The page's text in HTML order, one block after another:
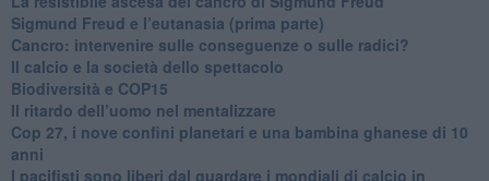
Sigmund Freud e l’eutanasia (prima parte)
Cancro: intervenire sulle conseguenze o sulle radici?
​Il calcio e la società dello spettacolo
Biodiversità e COP15
​Il ritardo dell’uomo nel mentalizzare
​Cop 27, i nove confini planetari e una bambina ghanese di 10
anni
​I pacifisti sono liberi dal guardare i mondiali di calcio in